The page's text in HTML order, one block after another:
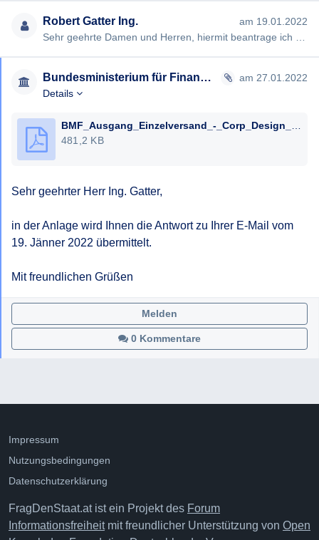
Robert Gatter Ing.
am 19.01.2022
Bundesministerium für Finanzen
am 27.01.2022
Details
481,2 KB
Sehr geehrter Herr Ing. Gatter,
in der Anlage wird Ihnen die Antwort zu Ihrer E-Mail vom
19. Jänner 2022 übermittelt.
Mit freundlichen Grüßen
0 Kommentare
Melden
Impressum
Nutzungsbedingungen
Datenschutzerklärung
FragDenStaat.at ist ein Projekt des Forum
Informationsfreiheitmit freundlicher Unterstützung von Open